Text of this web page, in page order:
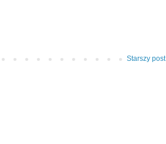
Starszy post